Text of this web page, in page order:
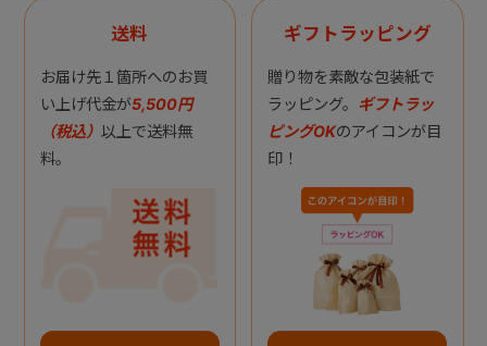
送料
お届け先１箇所へのお買
い上げ代金が5,500円
（税込） 以上で送料無
料。
ギフトラッピング
贈り物を素敵な包装紙で
ラッピング。 ギフトラッ
ピングOKのアイコンが目
印！